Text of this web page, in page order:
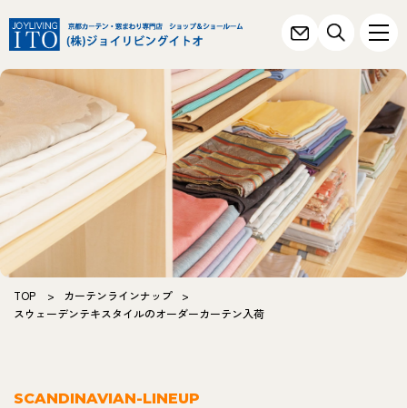
TOP > カーテンラインナップ
>
スウェーデンテキスタイルのオーダーカーテン入荷
SCANDINAVIAN-LINEUP